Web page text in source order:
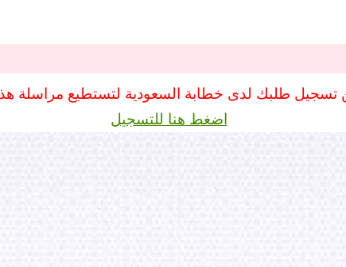
تسجيل طلبك لدى خطابة السعودية لتستطيع مراسلة
اضغط هنا للتسجيل